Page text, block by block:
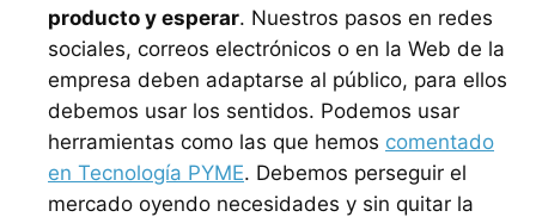
producto y esperar. Nuestros pasos en redes
sociales, correos electrónicos o en la Web de la
empresa deben adaptarse al público, para ellos
debemos usar los sentidos. Podemos usar
herramientas como las que hemos comentado
en Tecnología PYME. Debemos perseguir el
mercado oyendo necesidades y sin quitar la